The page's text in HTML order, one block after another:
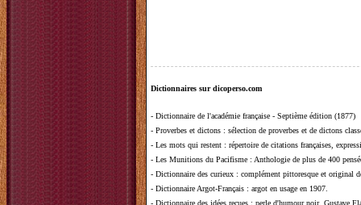
Dictionnaires sur dicoperso.com
- Dictionnaire de l'académie française - Septième édition (1877)
- Proverbes et dictons : sélection de proverbes et de dictons
- Les mots qui restent : répertoire de citations françaises,
- Les Munitions du Pacifisme : Anthologie de plus de 400
- Dictionnaire des curieux : complément pittoresque et original
- Dictionnaire Argot-Français : argot en usage en 1907.
- Dictionnaire des idées reçues : perle d'humour noir, Gustave